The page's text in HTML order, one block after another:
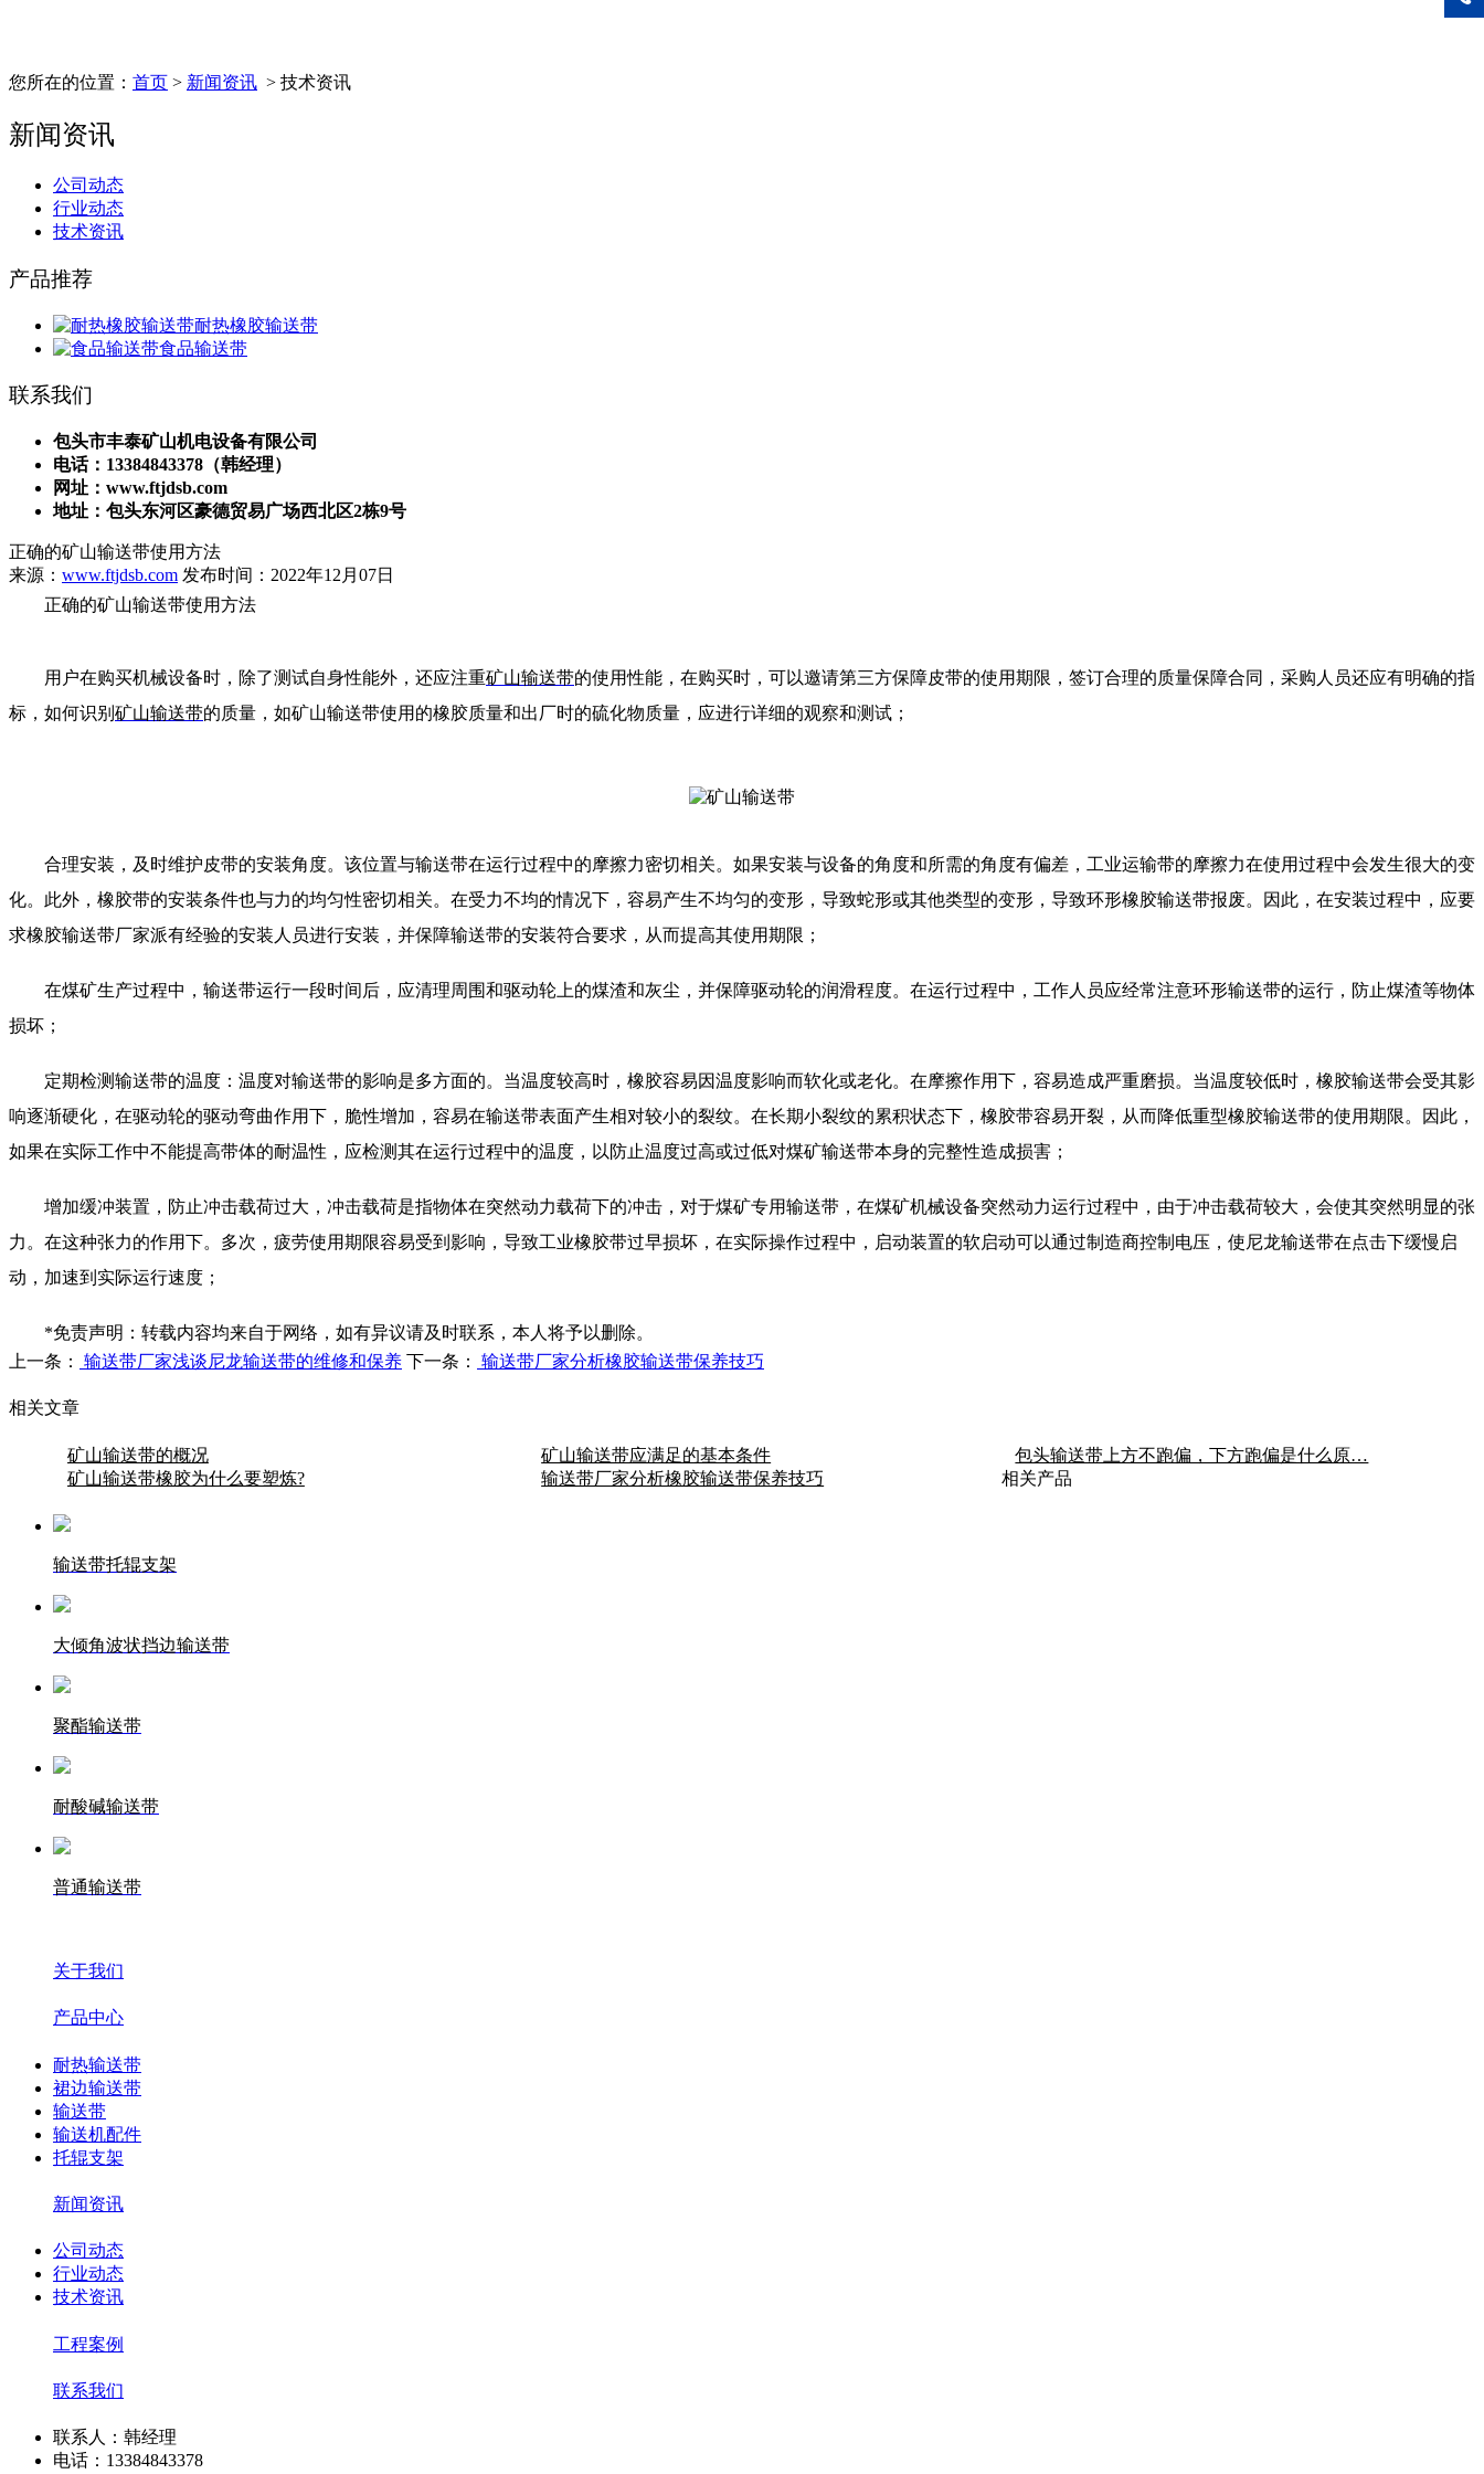
您所在的位置： 首页 > 新闻资讯 > 技术资讯
新闻资讯
公司动态
行业动态
技术资讯
产品推荐
耐热橡胶输送带
食品输送带
联系我们
包头市丰泰矿山机电设备有限公司
电话：13384843378（韩经理）
网址：www.ftjdsb.com
地址：包头东河区豪德贸易广场西北区2栋9号
正确的矿山输送带使用方法
来源： www.ftjdsb.com 发布时间：2022年12月07日
正确的矿山输送带使用方法
用户在购买机械设备时，除了测试自身性能外，还应注重矿山输送带的使用性能，在购买时，可以邀请第三方保障皮带的使用期限，签订合理的质量保障合同，采购人员还应有明确的指
标，如何识别 矿山输送带的质量，如矿山输送带使用的橡胶质量和出厂时的硫化物质量，应进行详细的观察和测试；
合理安装，及时维护皮带的安装角度。该位置与输送带在运行过程中的摩擦力密切相关。如果安装与设备的角度和所需的角度有偏差，工业运输带的摩擦力在使用过程中会发生很大的变
化。此外，橡胶带的安装条件也与力的均匀性密切相关。在受力不均的情况下，容易产生不均匀的变形，导致蛇形或其他类型的变形，导致环形橡胶输送带报废。因此，在安装过程中，应要
求橡胶输送带厂家派有经验的安装人员进行安装，并保障输送带的安装符合要求，从而提高其使用期限；
在煤矿生产过程中，输送带运行一段时间后，应清理周围和驱动轮上的煤渣和灰尘，并保障驱动轮的润滑程度。在运行过程中，工作人员应经常注意环形输送带的运行，防止煤渣等物体
损坏；
定期检测输送带的温度：温度对输送带的影响是多方面的。当温度较高时，橡胶容易因温度影响而软化或老化。在摩擦作用下，容易造成严重磨损。当温度较低时，橡胶输送带会受其影
响逐渐硬化，在驱动轮的驱动弯曲作用下，脆性增加，容易在输送带表面产生相对较小的裂纹。在长期小裂纹的累积状态下，橡胶带容易开裂，从而降低重型橡胶输送带的使用期限。因此，
如果在实际工作中不能提高带体的耐温性，应检测其在运行过程中的温度，以防止温度过高或过低对煤矿输送带本身的完整性造成损害；
增加缓冲装置，防止冲击载荷过大，冲击载荷是指物体在突然动力载荷下的冲击，对于煤矿专用输送带，在煤矿机械设备突然动力运行过程中，由于冲击载荷较大，会使其突然明显的张
力。在这种张力的作用下。多次，疲劳使用期限容易受到影响，导致工业橡胶带过早损坏，在实际操作过程中，启动装置的软启动可以通过制造商控制电压，使尼龙输送带在点击下缓慢启
动，加速到实际运行速度；
*免责声明：转载内容均来自于网络，如有异议请及时联系，本人将予以删除。
上一条：
输送带厂家浅谈尼龙输送带的维修和保养 下一条： 输送带厂家分析橡胶输送带保养技巧
相关文章
矿山输送带的概况 矿山输送带应满足的基本条件
包头输送带上方不跑偏，下方跑偏是什么原…
矿山输送带橡胶为什么要塑炼?
输送带厂家分析橡胶输送带保养技巧 相关产品
输送带托辊支架
大倾角波状挡边输送带
聚酯输送带
耐酸碱输送带
普通输送带
关于我们
产品中心
耐热输送带
裙边输送带
输送带
输送机配件
托辊支架
新闻资讯
公司动态
行业动态
技术资讯
工程案例
联系我们
联系人：韩经理
电话：13384843378